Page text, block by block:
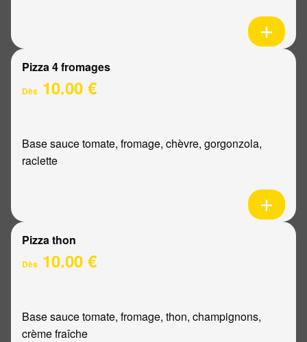
Pizza 4 fromages
Dès 10.00 €
Base sauce tomate, fromage, chèvre, gorgonzola,
raclette
Pizza thon
Dès 10.00 €
Base sauce tomate, fromage, thon, champignons,
crème fraîche